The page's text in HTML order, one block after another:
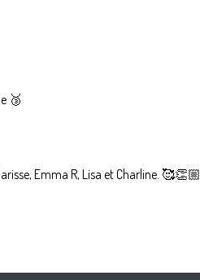
🥉
Emma R, Lisa et Charline. 🥰👏🏼